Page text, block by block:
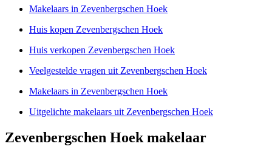
Makelaars in Zevenbergschen Hoek
Huis kopen Zevenbergschen Hoek
Huis verkopen Zevenbergschen Hoek
Veelgestelde vragen uit Zevenbergschen Hoek
Makelaars in Zevenbergschen Hoek
Uitgelichte makelaars uit Zevenbergschen Hoek
Zevenbergschen Hoek makelaar